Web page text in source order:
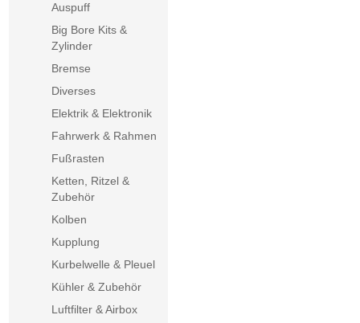
Auspuff
Big Bore Kits &
Zylinder
Bremse
Diverses
Elektrik & Elektronik
Fahrwerk & Rahmen
Fußrasten
Ketten, Ritzel &
Zubehör
Kolben
Kupplung
Kurbelwelle & Pleuel
Kühler & Zubehör
Luftfilter & Airbox